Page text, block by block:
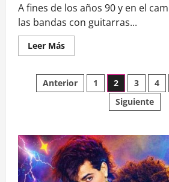
joyas
de
culto
música
chilena
A fines de los años 90 y en el
las bandas con guitarras...
Leer MásLeer
más
Lo
que
terminó
Stripes
al
comenzar
el
siglo
Paginación
entradas
Anterior 1 2 3 4
Siguiente